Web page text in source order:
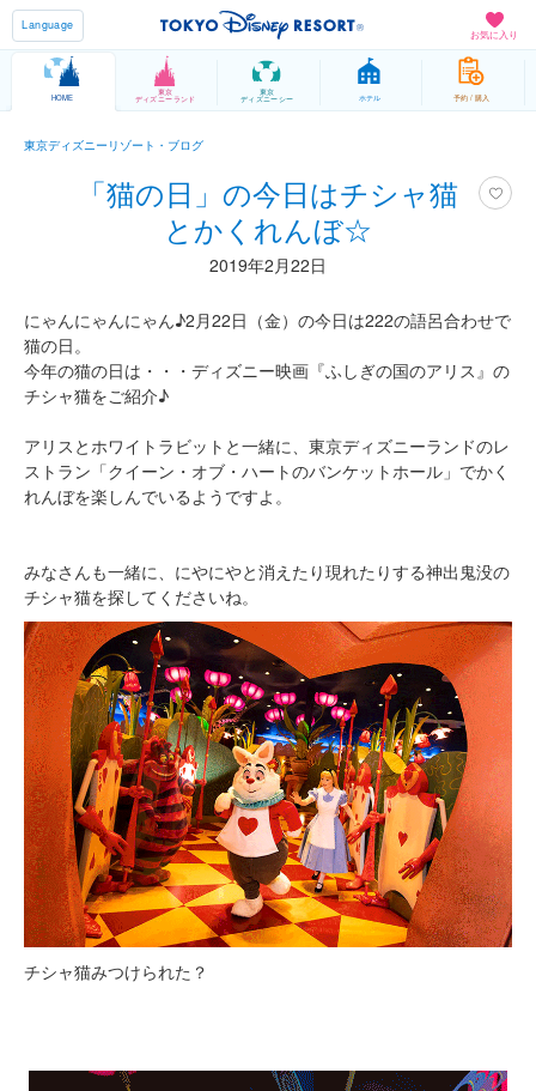
お気に入り
Language
HOME
東京
ディズニーランド
東京
ディズニーシー ホテル 予約 / 購入
東京ディズニーリゾート・ブログ
「猫の日」の今日はチシャ猫
とかくれんぼ☆
2019年2月22日
にゃんにゃんにゃん♪2月22日（金）の今日は222の語呂合わせで
猫の日。
今年の猫の日は・・・ディズニー映画『ふしぎの国のアリス』の
チシャ猫をご紹介♪
アリスとホワイトラビットと一緒に、東京ディズニーランドのレ
ストラン「クイーン・オブ・ハートのバンケットホール」でかく
れんぼを楽しんでいるようですよ。
みなさんも一緒に、にやにやと消えたり現れたりする神出鬼没の
チシャ猫を探してくださいね。
チシャ猫みつけられた？